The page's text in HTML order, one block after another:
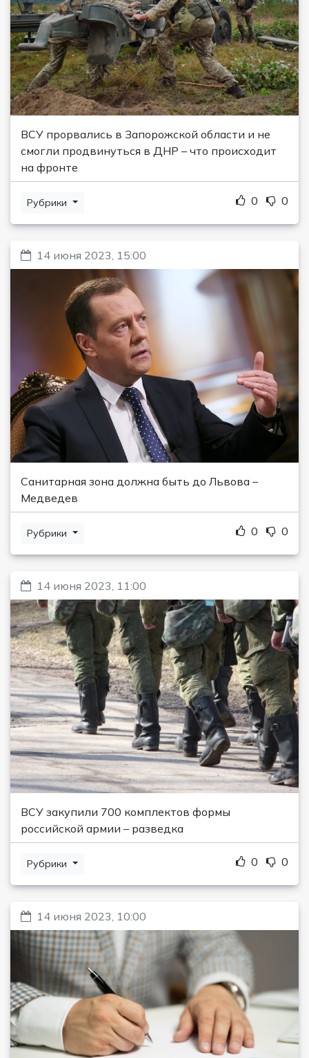
ВСУ прорвались в Запорожской области и не
смогли продвинуться в ДНР – что происходит
на фронте
Рубрики 0 0
14 июня 2023, 15:00
Санитарная зона должна быть до Львова –
Медведев
Рубрики 0 0
14 июня 2023, 11:00
ВСУ закупили 700 комплектов формы
российской армии – разведка
Рубрики 0 0
14 июня 2023, 10:00